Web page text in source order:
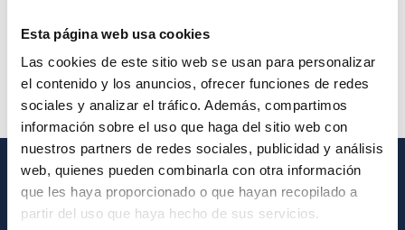
Esta página web usa cookies
Las cookies de este sitio web se usan para personalizar
el contenido y los anuncios, ofrecer funciones de redes
sociales y analizar el tráfico. Además, compartimos
información sobre el uso que haga del sitio web con
nuestros partners de redes sociales, publicidad y análisis
web, quienes pueden combinarla con otra información
que les haya proporcionado o que hayan recopilado a
partir del uso que haya hecho de sus servicios.
GENERAL INFORMATION